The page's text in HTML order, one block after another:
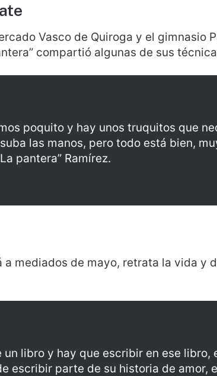
Vasco de Quiroga y el gimnasio
compartió algunas de sus
poquito y hay unos truquitos que
las manos, pero todo está bien,
pantera” Ramírez.
a mediados de mayo, retrata la vida y
un libro y hay que escribir en ese libro,
escribir parte de su historia de amor,